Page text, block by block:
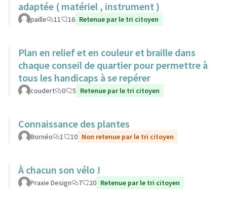
adaptée ( matériel , instrument )
paille 11 16 Retenue par le tri citoyen
Plan en relief et en couleur et braille dans
chaque conseil de quartier pour permettre à
tous les handicaps à se repérer
coudert 0 5 Retenue par le tri citoyen
Connaissance des plantes
Bornéo 1 10 Non retenue par le tri citoyen
À chacun son vélo !
Praxie Design 7 20 Retenue par le tri citoyen